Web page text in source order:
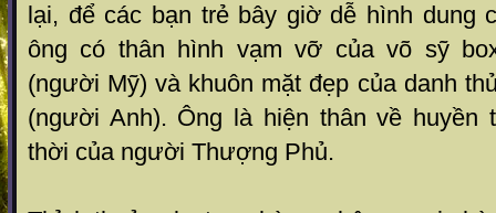
lại, để các bạn trẻ bây giờ dễ hình dung
ông có thân hình vạm vỡ của võ sỹ
(người Mỹ) và khuôn mặt đẹp của danh
(người Anh). Ông là hiện thân về huyền
thời của người Thượng Phủ.